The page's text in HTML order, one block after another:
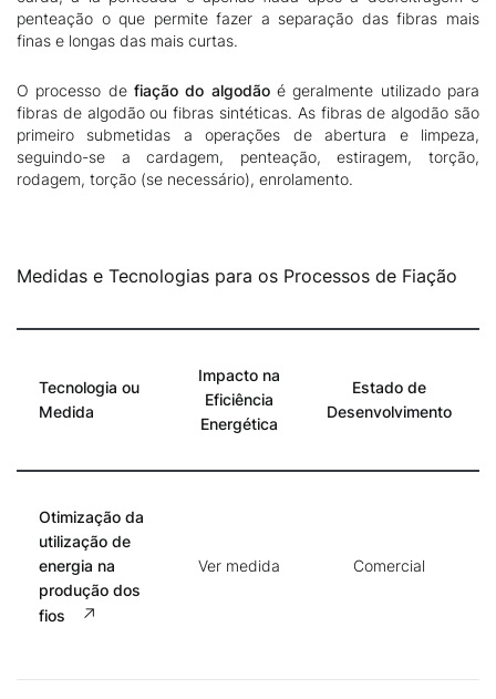
penteação o que permite fazer a separação das fibras mais
finas e longas das mais curtas.
O processo de fiação do algodãoé geralmente utilizado para
fibras de algodão ou fibras sintéticas. As fibras de algodão são
primeiro submetidas a operações de abertura e limpeza,
seguindo-se a cardagem, penteação, estiragem, torção,
rodagem, torção (se necessário), enrolamento.
Medidas e Tecnologias para os Processos de Fiação
Tecnologia ou
Medida
Impacto na
Eficiência
Energética
Estado de
Desenvolvimento
Otimização da
utilização de
energia na
produção dos
fios
Ver medida Comercial